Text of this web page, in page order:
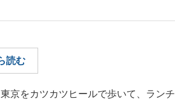
もっと見る
もっと見る
読む
京をカツカツヒールで歩いて、ランチ